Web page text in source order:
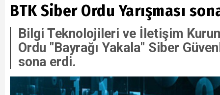
BTK Siber Ordu Yarışması
Bilgi Teknolojileri ve İletişim
Ordu "Bayrağı Yakala" Siber
sona erdi.